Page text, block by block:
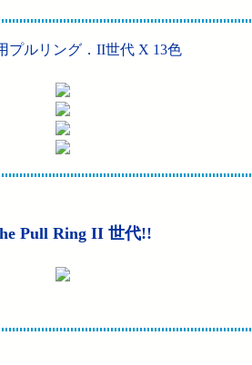
プルリング．II世代 X 13色
Pull Ring II 世代!!